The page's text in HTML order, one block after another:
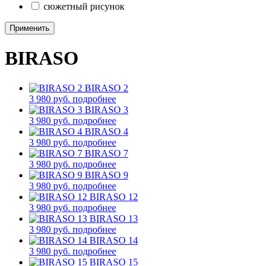
сюжетный рисунок
Применить
BIRASO
BIRASO 2
3 980 руб. подробнее
BIRASO 3
3 980 руб. подробнее
BIRASO 4
3 980 руб. подробнее
BIRASO 7
3 980 руб. подробнее
BIRASO 9
3 980 руб. подробнее
BIRASO 12
3 980 руб. подробнее
BIRASO 13
3 980 руб. подробнее
BIRASO 14
3 980 руб. подробнее
BIRASO 15